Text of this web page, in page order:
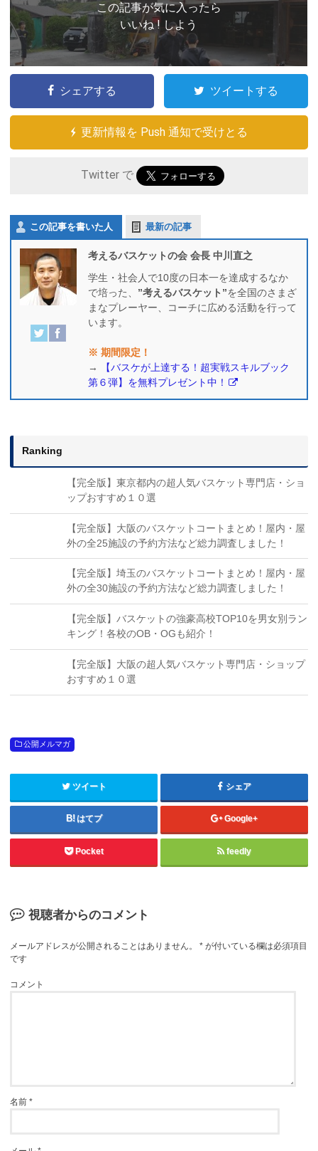
この記事が気に入ったら
いいね ! しよう
シェアする ツイートする
更新情報を Push 通知で受けとる
Twitter で
この記事を書いた人 最新の記事
考えるバスケットの会 会長 中川直之
学生・社会人で10度の日本一を達成するなか
で培った、 ”考えるバスケット”を全国のさまざ
まなプレーヤー、コーチに広める活動を行って
います。
※ 期間限定！
→
【バスケが上達する！超実戦スキルブック
第６弾】を無料プレゼント中！
Ranking
【完全版】東京都内の超人気バスケット専門店・ショ
ップおすすめ１０選
【完全版】大阪のバスケットコートまとめ！屋内・屋
外の全25施設の予約方法など総力調査しました！
【完全版】埼玉のバスケットコートまとめ！屋内・屋
外の全30施設の予約方法など総力調査しました！
【完全版】バスケットの強豪高校TOP10を男女別ラン
キング！各校のOB・OGも紹介！
【完全版】大阪の超人気バスケット専門店・ショップ
おすすめ１０選
公開メルマガ
ツイート シェア
はてブ Google+
Pocket feedly
視聴者からのコメント
メールアドレスが公開されることはありません。 * が付いている欄は必須項目
です
コメント
名前*